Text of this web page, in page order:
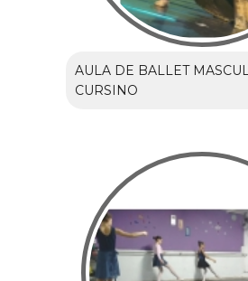
AULA DE BALLET
CURSINO